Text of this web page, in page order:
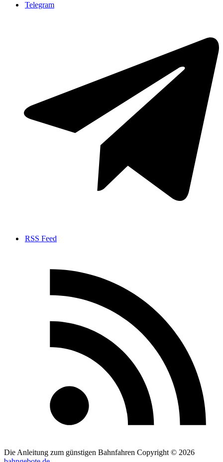
Telegram
RSS Feed
Die Anleitung zum günstigen Bahnfahren Copyright © 2026